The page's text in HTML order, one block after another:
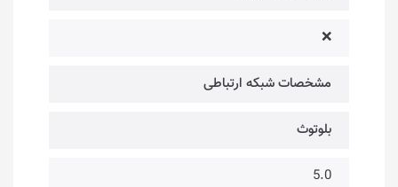
❌
مشخصات شبکه ارتباطی
بلوتوث
5.0